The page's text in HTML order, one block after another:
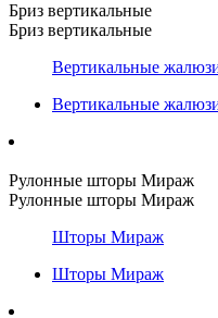
Бриз вертикальные
Бриз вертикальные
Вертикальные
Вертикальные
Рулонные шторы Мираж
Рулонные шторы Мираж
Шторы Мираж
Шторы Мираж